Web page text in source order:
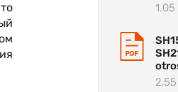
1.05